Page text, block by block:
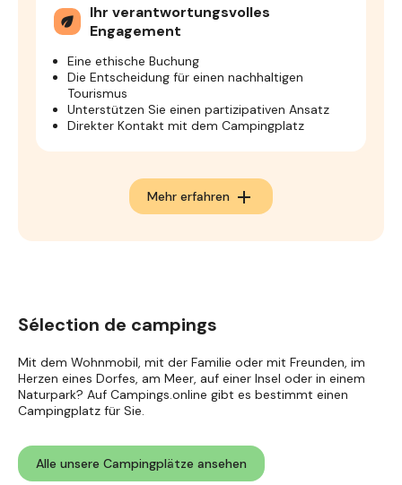
eco
Ihr verantwortungsvolles
Engagement
Eine ethische Buchung
Die Entscheidung für einen nachhaltigen
Tourismus
Unterstützen Sie einen partizipativen Ansatz
Direkter Kontakt mit dem Campingplatz
Mehr erfahren add
Sélection de campings
Mit dem Wohnmobil, mit der Familie oder mit Freunden, im
Herzen eines Dorfes, am Meer, auf einer Insel oder in einem
Naturpark? Auf Campings.online gibt es bestimmt einen
Campingplatz für Sie.
Alle unsere Campingplätze ansehen